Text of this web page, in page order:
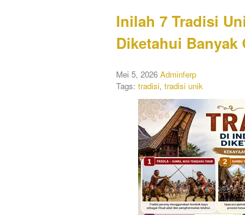
Inilah 7 Tradisi
Diketahui Banyak
Mei 5, 2026 Adminferp
Tags: tradisi, tradisi unik